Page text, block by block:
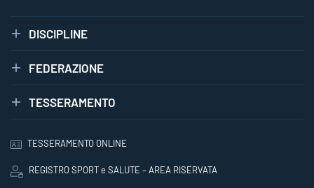
DISCIPLINE
FEDERAZIONE
TESSERAMENTO
TESSERAMENTO ONLINE
REGISTRO SPORT e SALUTE – AREA RISERVATA